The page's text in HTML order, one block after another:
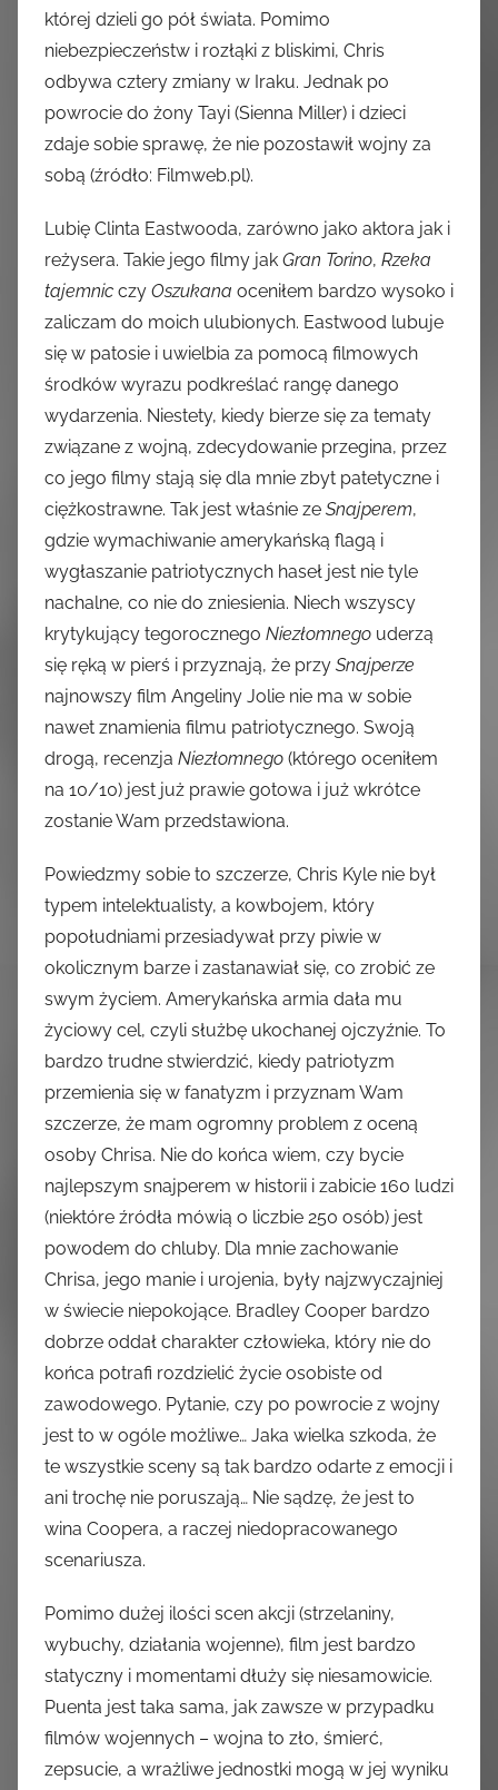
której dzieli go pół świata. Pomimo
niebezpieczeństw i rozłąki z bliskimi, Chris
odbywa cztery zmiany w Iraku. Jednak po
powrocie do żony Tayi (Sienna Miller) i dzieci
zdaje sobie sprawę, że nie pozostawił wojny za
sobą (źródło: Filmweb.pl).
Lubię Clinta Eastwooda, zarówno jako aktora jak i
reżysera. Takie jego filmy jak Gran Torino, Rzeka
tajemnic czy Oszukana oceniłem bardzo wysoko i
zaliczam do moich ulubionych. Eastwood lubuje
się w patosie i uwielbia za pomocą filmowych
środków wyrazu podkreślać rangę danego
wydarzenia. Niestety, kiedy bierze się za tematy
związane z wojną, zdecydowanie przegina, przez
co jego filmy stają się dla mnie zbyt patetyczne i
ciężkostrawne. Tak jest właśnie ze Snajperem,
gdzie wymachiwanie amerykańską flagą i
wygłaszanie patriotycznych haseł jest nie tyle
nachalne, co nie do zniesienia. Niech wszyscy
krytykujący tegorocznego Niezłomnego uderzą
się ręką w pierś i przyznają, że przy Snajperze
najnowszy film Angeliny Jolie nie ma w sobie
nawet znamienia filmu patriotycznego. Swoją
drogą, recenzja Niezłomnego (którego oceniłem
na 10/10) jest już prawie gotowa i już wkrótce
zostanie Wam przedstawiona.
Powiedzmy sobie to szczerze, Chris Kyle nie był
typem intelektualisty, a kowbojem, który
popołudniami przesiadywał przy piwie w
okolicznym barze i zastanawiał się, co zrobić ze
swym życiem. Amerykańska armia dała mu
życiowy cel, czyli służbę ukochanej ojczyźnie. To
bardzo trudne stwierdzić, kiedy patriotyzm
przemienia się w fanatyzm i przyznam Wam
szczerze, że mam ogromny problem z oceną
osoby Chrisa. Nie do końca wiem, czy bycie
najlepszym snajperem w historii i zabicie 160 ludzi
(niektóre źródła mówią o liczbie 250 osób) jest
powodem do chluby. Dla mnie zachowanie
Chrisa, jego manie i urojenia, były najzwyczajniej
w świecie niepokojące. Bradley Cooper bardzo
dobrze oddał charakter człowieka, który nie do
końca potrafi rozdzielić życie osobiste od
zawodowego. Pytanie, czy po powrocie z wojny
jest to w ogóle możliwe… Jaka wielka szkoda, że
te wszystkie sceny są tak bardzo odarte z emocji i
ani trochę nie poruszają… Nie sądzę, że jest to
wina Coopera, a raczej niedopracowanego
scenariusza.
Pomimo dużej ilości scen akcji (strzelaniny,
wybuchy, działania wojenne), film jest bardzo
statyczny i momentami dłuży się niesamowicie.
Puenta jest taka sama, jak zawsze w przypadku
filmów wojennych – wojna to zło, śmierć,
zepsucie, a wrażliwe jednostki mogą w jej wyniku